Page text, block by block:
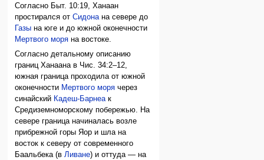
Согласно Быт. 10:19, Ханаан
простирался отСидонана севере до
Газы на юге и до южной оконечности
Мертвого моря на востоке.
Согласно детальному описанию
границ Ханаана в Чис. 34:2–12,
южная граница проходила от южной
оконечности Мертвого моря через
синайский Кадеш-Барнеак
Средиземноморскому побережью. На
севере граница начиналась возле
прибрежной горы Яор и шла на
восток к северу от современного
Баальбека (вЛиване) и оттуда — на